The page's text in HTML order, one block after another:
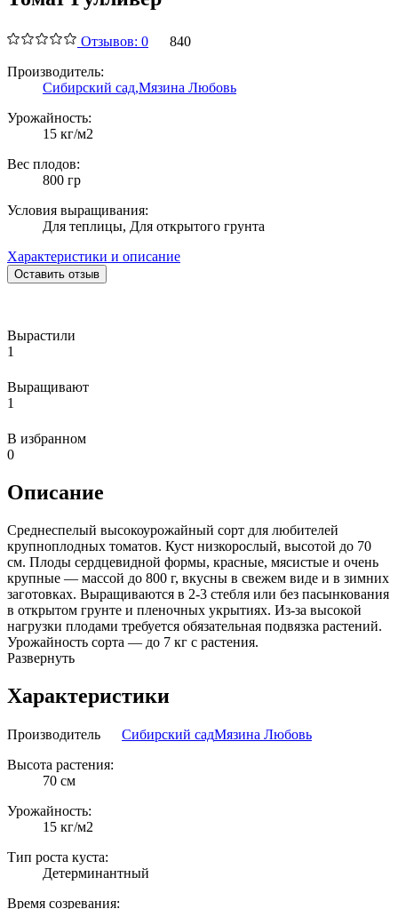
Отзывов: 0
840
Производитель:
Сибирский сад,Мязина Любовь
Урожайность:
15 кг/м2
Вес плодов:
800 гр
Условия выращивания:
Для теплицы, Для открытого грунта
Характеристики и описание
Оставить отзыв
Вырастили
1
Выращивают
1
В избранном
0
Описание
Среднеспелый высокоурожайный сорт для любителей
крупноплодных томатов. Куст низкорослый, высотой до 70
см. Плоды сердцевидной формы, красные, мясистые и очень
крупные — массой до 800 г, вкусны в свежем виде и в зимних
заготовках. Выращиваются в 2-3 стебля или без пасынкования
в открытом грунте и пленочных укрытиях. Из-за высокой
нагрузки плодами требуется обязательная подвязка растений.
Урожайность сорта — до 7 кг с растения.
Развернуть
Характеристики
Производитель Сибирский садМязина Любовь
Высота растения:
70 см
Урожайность:
15 кг/м2
Тип роста куста:
Детерминантный
Время созревания: